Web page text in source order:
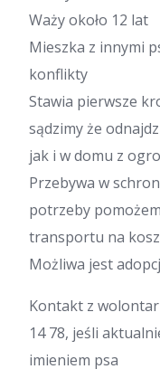
Waży około 12 lat
Mieszka z innymi
konflikty
Stawia pierwsze
sądzimy że
jak i w domu z
Przebywa w
potrzeby
transportu na
Możliwa jest
Kontakt z
14 78, jeśli
imieniem psa